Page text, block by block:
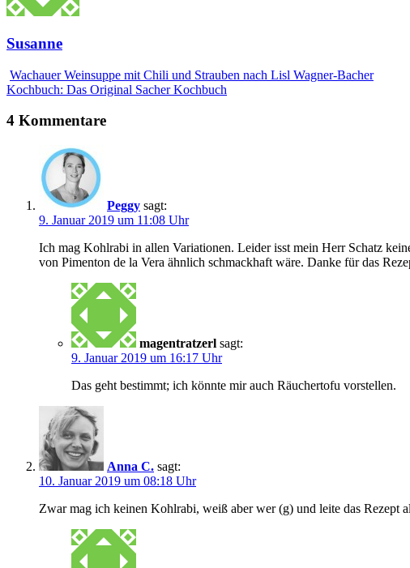
Susanne
Wachauer Weinsuppe mit Chili und Strauben nach Lisl Wagner-Bacher
Kochbuch: Das Original Sacher Kochbuch
4 Kommentare
Peggy sagt:
9. Januar 2019 um 11:08 Uhr
Ich mag Kohlrabi in allen Variationen. Leider isst mein Herr Schatz
von Pimenton de la Vera ähnlich schmackhaft wäre. Danke für das
magentratzerl sagt:
9. Januar 2019 um 16:17 Uhr
Das geht bestimmt; ich könnte mir auch Räuchertofu vorstellen.
Anna C. sagt:
10. Januar 2019 um 08:18 Uhr
Zwar mag ich keinen Kohlrabi, weiß aber wer (g) und leite das Rezept